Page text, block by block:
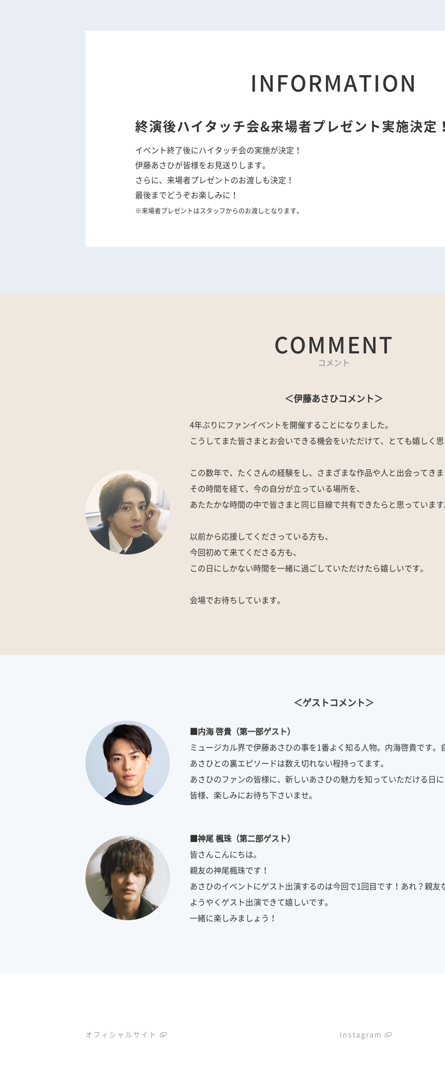
INFORMATION
終演後ハイタッチ会&来場者プレゼント実施決定
イベント終了後にハイタッチ会の実施が決定！
伊藤あさひが皆様をお見送りします。
さらに、来場者プレゼントのお渡しも決定！
最後までどうぞお楽しみに！
※来場者プレゼントはスタッフからのお渡しとなります。
COMMENT
コメント
＜伊藤あさひコメント＞
4年ぶりにファンイベントを開催することになりました。
こうしてまた皆さまとお会いできる機会をいただけて、とても嬉しく
この数年で、たくさんの経験をし、さまざまな作品や人と出会ってき
その時間を経て、今の自分が立っている場所を、
あたたかな時間の中で皆さまと同じ目線で共有できたらと思っていま
以前から応援してくださっている方も、
今回初めて来てくださる方も、
この日にしかない時間を一緒に過ごしていただけたら嬉しいです。
会場でお待ちしています。
＜ゲストコメント＞
■内海 啓貴（第一部ゲスト）
ミュージカル界で伊藤あさひの事を1番よく知る人物。内海啓貴です。
あさひとの裏エピソードは数え切れない程持ってます。
あさひのファンの皆様に、新しいあさひの魅力を知っていただける日
皆様、楽しみにお待ち下さいませ。
■神尾 楓珠（第二部ゲスト）
皆さんこんにちは。
親友の神尾楓珠です！
あさひのイベントにゲスト出演するのは今回で1回目です！あれ？親友
ようやくゲスト出演できて嬉しいです。
一緒に楽しみましょう！
オフィシャルサイト Instagram